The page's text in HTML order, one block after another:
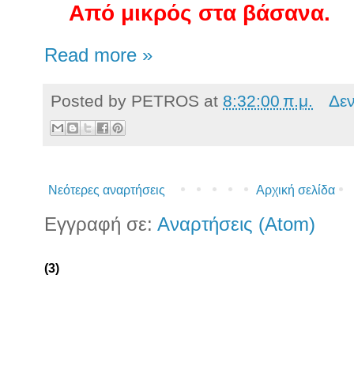
Από μικρός στα βάσανα.
Read more »
Posted by PETROS at 8:32:00 π.μ.
Νεότερες αναρτήσεις Αρχική σελίδα
Εγγραφή σε: Αναρτήσεις (Atom)
(3)